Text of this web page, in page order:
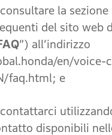
la sezione
del sito web
”) all’indirizzo
en/voice-
faq.html; e
disponibili